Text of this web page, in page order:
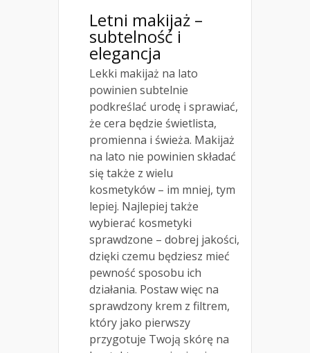
Letni makijaż –
subtelność i
elegancja
Lekki makijaż na lato
powinien subtelnie
podkreślać urodę i sprawiać,
że cera będzie świetlista,
promienna i świeża. Makijaż
na lato nie powinien składać
się także z wielu
kosmetyków – im mniej, tym
lepiej. Najlepiej także
wybierać kosmetyki
sprawdzone – dobrej jakości,
dzięki czemu będziesz mieć
pewność sposobu ich
działania. Postaw więc na
sprawdzony krem z filtrem,
który jako pierwszy
przygotuje Twoją skórę na